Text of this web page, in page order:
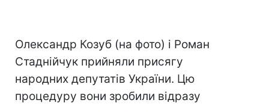
Олександр Козуб (на фото) і Роман
Стаднійчук прийняли присягу
народних депутатів України. Цю
процедуру вони зробили відразу